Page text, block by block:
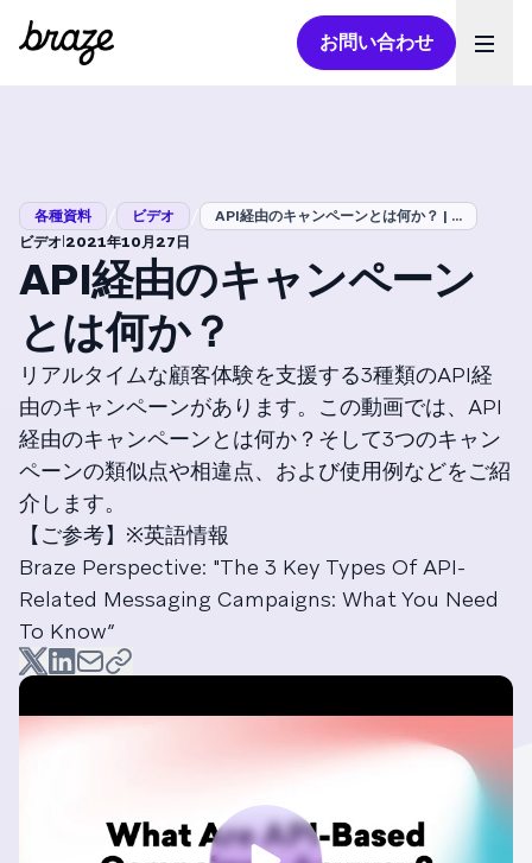
お問い合わせ
各種資料 ビデオ
API経由のキャンペーンとは何か？ | ...
ビデオ|2021年10月27日
API経由のキャンペーン
とは何か？
リアルタイムな顧客体験を支援する3種類のAPI経
由のキャンペーンがあります。この動画では、API
経由のキャンペーンとは何か？そして3つのキャン
ペーンの類似点や相違点、および使用例などをご紹
介します。
【ご参考】※英語情報
Braze Perspective: "The 3 Key Types Of API-
Related Messaging Campaigns: What You Need
To Know”